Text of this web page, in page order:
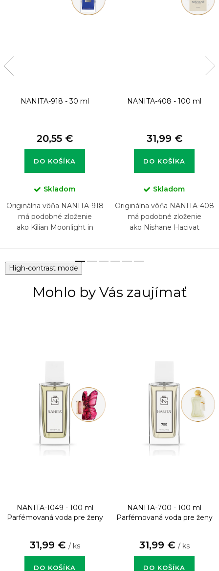
NANITA-918 - 30 ml
20,55 €
DO KOŠÍKA
Skladom
Originálna vôňa NANITA-918
má podobné zloženie
ako Kilian Moonlight in
NANITA-408 - 100 ml
31,99 €
DO KOŠÍKA
Skladom
Originálna vôňa NANITA-408
má podobné zloženie
ako Nishane Hacivat
High-contrast mode
Mohlo by Vás zaujímať
NANITA-1049 - 100 ml
Parfémovaná voda pre ženy
31,99 € / ks
DO KOŠÍKA
NANITA-700 - 100 ml
Parfémovaná voda pre ženy
31,99 € / ks
DO KOŠÍKA